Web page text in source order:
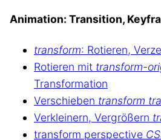
Animation: Transition,
transform: Rotieren,
Rotieren mit transform-
Transformation
Verschieben transform
Verkleinern, Vergrößern
transform perspective